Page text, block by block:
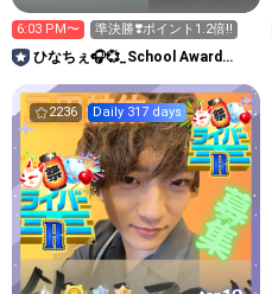
6:03 PM〜 準決勝❣️ポイント1.2倍‼️
ひなちぇ🎧💞_School Award
2236 Daily 317 days